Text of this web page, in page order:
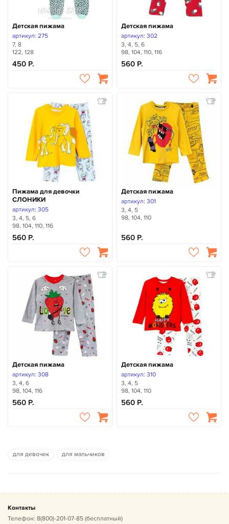
Детская пижама
артикул: 275
7, 8
122, 128
450
Детская пижама
артикул: 302
3, 4, 5, 6
98, 104, 110, 116
560
Пижама для девочки
СЛОНИКИ
артикул: 305
3, 4, 5, 6
98, 104, 110, 116
560
Детская пижама
артикул: 301
3, 4, 5
98, 104, 110
560
Детская пижама
артикул: 308
3, 4, 6
98, 104, 116
560
Детская пижама
артикул: 310
3, 4, 5
98, 104, 110
560
для девочек для мальчиков
Контакты
Телефон: 8(800)-201-07-85 (бесплатный)